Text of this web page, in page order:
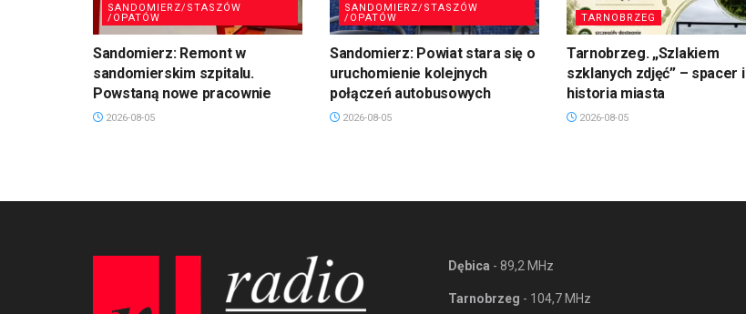
SANDOMIERZ/STASZÓW
/OPATÓW
Sandomierz: Remont w
sandomierskim szpitalu.
Powstaną nowe pracownie
2026-08-05
SANDOMIERZ/STASZÓW
/OPATÓW
Sandomierz: Powiat stara się o
uruchomienie kolejnych
połączeń autobusowych
2026-08-05
TARNOBRZEG
Tarnobrzeg. „Szlakiem
szklanych zdjęć” – spacer i
historia miasta
2026-08-05
Dębica - 89,2 MHz
Tarnobrzeg - 104,7 MHz